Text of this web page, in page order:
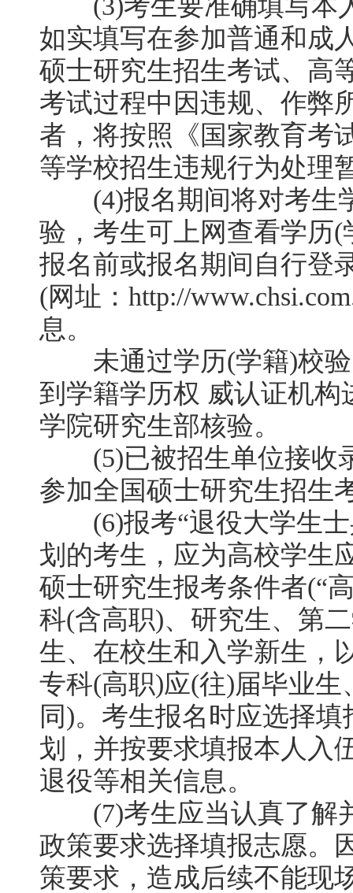
(3)考生要准确填写本
如实填写在参加普通和成
硕士研究生招生考试、高
考试过程中因违规、作弊
者，将按照《国家教育考
等学校招生违规行为处理
(4)报名期间将对考生
验，考生可上网查看学历
报名前或报名期间自行登
(网址：http://
息。
未通过学历(学籍)校验
到学籍学历权 威认证机
学院研究生部核验。
(5)已被招生单位接收
参加全国硕士研究生招生
(6)报考“退役大学生士
划的考生，应为高校学生
硕士研究生报考条件者(“
科(含高职)、研究生、第
生、在校生和入学新生，
专科(高职)应(往)届毕业
同)。考生报名时应选择
划，并按要求填报本人入
退役等相关信息。
(7)考生应当认真了解
政策要求选择填报志愿。
策要求，造成后续不能现